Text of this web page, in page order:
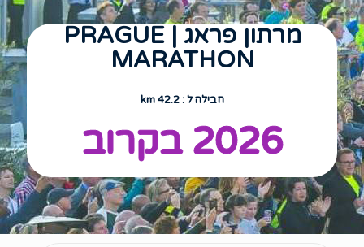
מרתון פראג | PRAGUE
MARATHON
חבילה ל : 42.2 km
2026 בקרוב